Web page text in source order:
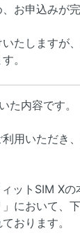
お申込みが完
たしますが
。
た内容です。
用いただき
ットSIM Xの
において、
おります。